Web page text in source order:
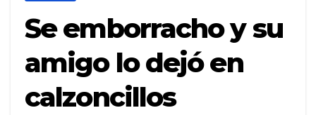
Se emborracho y su
amigo lo dejó en
calzoncillos